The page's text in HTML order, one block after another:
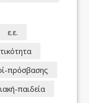
ε.ε.
πρόσβασης
παιδεία